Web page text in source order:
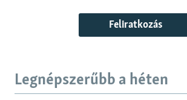
Feliratkozás
Legnépszerűbb a héten